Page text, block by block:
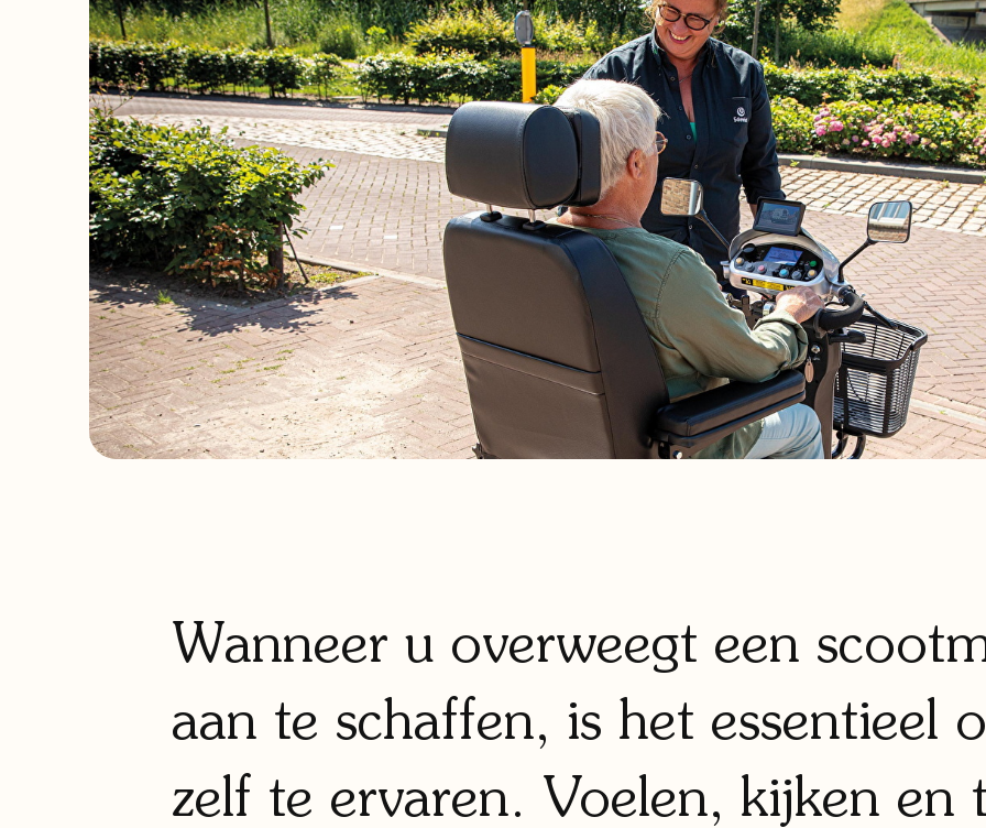
Wanneer u overweegt een
aan te schaffen, is het essentieel
zelf te ervaren. Voelen, kijken en